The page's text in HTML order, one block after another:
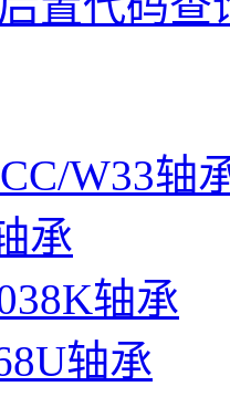
W33轴
承
轴承
轴承